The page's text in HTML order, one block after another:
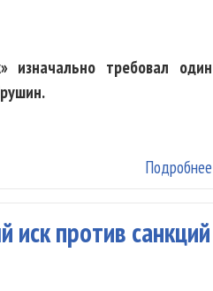
изначально требовал один
Подробнее
иск против санкций